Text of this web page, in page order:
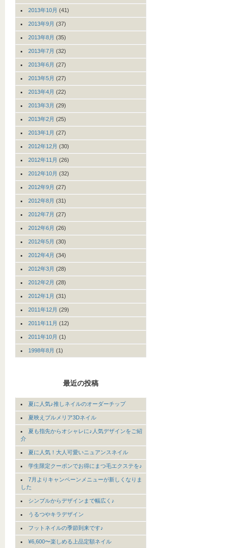
2013年10月 (41)
2013年9月 (37)
2013年8月 (35)
2013年7月 (32)
2013年6月 (27)
2013年5月 (27)
2013年4月 (22)
2013年3月 (29)
2013年2月 (25)
2013年1月 (27)
2012年12月 (30)
2012年11月 (26)
2012年10月 (32)
2012年9月 (27)
2012年8月 (31)
2012年7月 (27)
2012年6月 (26)
2012年5月 (30)
2012年4月 (34)
2012年3月 (28)
2012年2月 (28)
2012年1月 (31)
2011年12月 (29)
2011年11月 (12)
2011年10月 (1)
1998年8月 (1)
最近の投稿
夏に人気♪推しネイルのオーダーチップ
夏映えプルメリア3Dネイル
夏も指先からオシャレに♪人気デザインをご紹
介
夏に人気！大人可愛いニュアンスネイル
学生限定クーポンでお得にまつ毛エクステを♪
7月よりキャンペーンメニューが新しくなりま
した
シンプルからデザインまで幅広く♪
うるつやキラデザイン
フットネイルの季節到来です♪
¥6,600〜楽しめる上品定額ネイル